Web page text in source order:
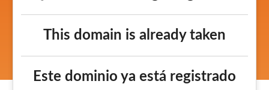
This domain is already taken
Este dominio ya está registrado